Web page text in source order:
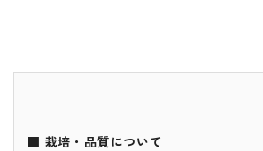
■ 栽培・品質について